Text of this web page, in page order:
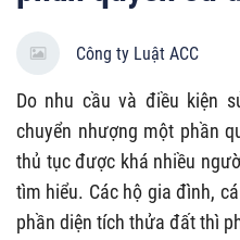
Công ty Luật ACC
Do nhu cầu và điều kiện
chuyển nhượng một phần
thủ tục được khá nhiều
tìm hiểu. Các hộ gia đình,
phần diện tích thửa đất thì